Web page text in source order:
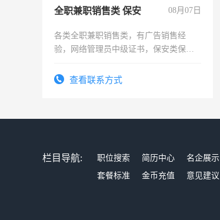
全职兼职销售类 保安 08月07日
各类全职兼职销售类，有广告销售经
验，网络管理员中级证书，保安类保安
有高低压电工证和十几年工作经验
查看联系方式
栏目导航: 职位搜索 简历中心 名企展示
套餐标准
金币充值 意见建议